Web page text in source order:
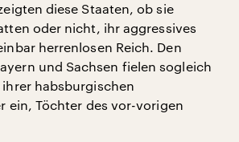
diese Staaten, ob sie
oder nicht, ihr aggressives
herrenlosen Reich. Den
und Sachsen fielen sogleich
habsburgischen
ein, Töchter des vor-vorigen